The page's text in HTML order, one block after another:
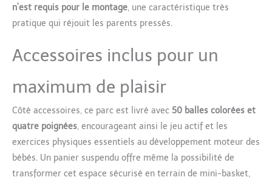
n’est requis pour le montage, une caractéristique très
pratique qui réjouit les parents pressés.
Accessoires inclus pour un
maximum de plaisir
Côté accessoires, ce parc est livré avec 50 balles colorées et
quatre poignées, encourageant ainsi le jeu actif et les
exercices physiques essentiels au développement moteur des
bébés. Un panier suspendu offre même la possibilité de
transformer cet espace sécurisé en terrain de mini-basket,